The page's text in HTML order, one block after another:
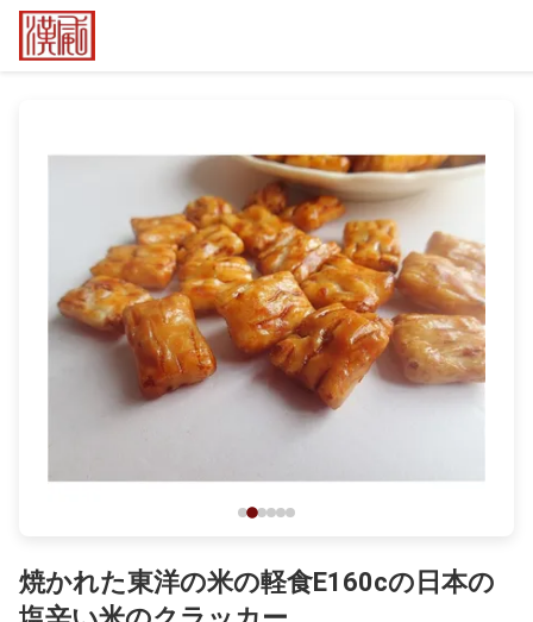
焼かれた東洋の米の軽食E160cの日本の